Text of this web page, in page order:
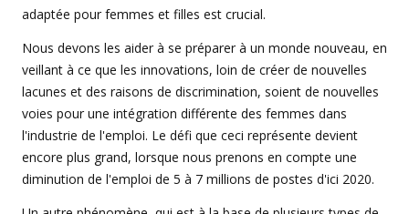
adaptée pour femmes et filles est crucial.
Nous devons les aider à se préparer à un monde nouveau, en
veillant à ce que les innovations, loin de créer de nouvelles
lacunes et des raisons de discrimination, soient de nouvelles
voies pour une intégration différente des femmes dans
l'industrie de l'emploi. Le défi que ceci représente devient
encore plus grand, lorsque nous prenons en compte une
diminution de l'emploi de 5 à 7 millions de postes d'ici 2020.